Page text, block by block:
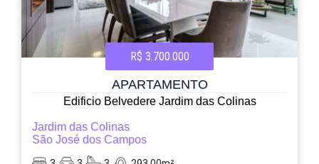
R$ 3.700.000
APARTAMENTO
Edificio Belvedere Jardim das Colinas
Jardim das Colinas
São José dos Campos